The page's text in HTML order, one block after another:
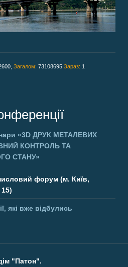
Загалом: 73108695 Зараз: 1
«3D ДРУК МЕТАЛЕВИХ
КОНТРОЛЬ ТА
СТАНУ»
форум (м. Київ,
які вже відбулись
"Патон".